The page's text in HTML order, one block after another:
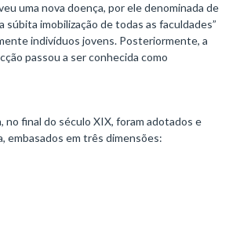
uma nova doença, por ele denominada de
súbita imobilização de todas as faculdades”
indivíduos jovens. Posteriormente, a
passou a ser conhecida como
no final do século XIX, foram adotados e
embasados em três dimensões: